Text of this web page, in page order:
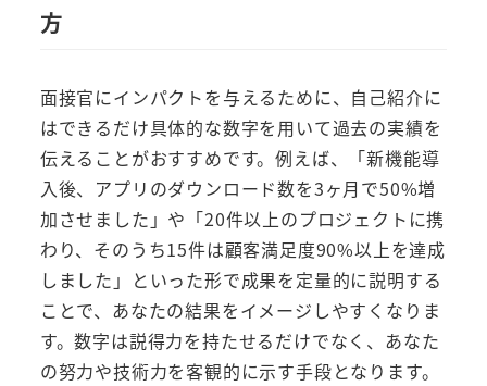
方
面接官にインパクトを与えるために、自己紹介に
はできるだけ具体的な数字を用いて過去の実績を
伝えることがおすすめです。例えば、「新機能導
入後、アプリのダウンロード数を3ヶ月で50%増
加させました」や「20件以上のプロジェクトに携
わり、そのうち15件は顧客満足度90%以上を達成
しました」といった形で成果を定量的に説明する
ことで、あなたの結果をイメージしやすくなりま
す。数字は説得力を持たせるだけでなく、あなた
の努力や技術力を客観的に示す手段となります。